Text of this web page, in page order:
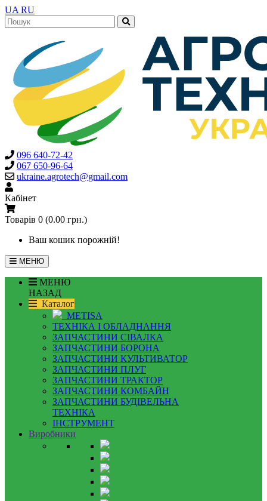
UA RU
096 640-72-42
067 650-96-64
ukraine.agrotech@gmail.com
Кабінет
Товарів 0 (0.00 грн.)
Ваш кошик порожній!
МЕНЮ
МЕНЮ
НАЗАД
Каталог
METISA
ТЕХНІКА І ОБЛАДНАННЯ
ЗАПЧАСТИНИ СІВАЛКА
ЗАПЧАСТИНИ БОРОНА
ЗАПЧАСТИНИ КУЛЬТИВАТОР
ЗАПЧАСТИНИ ПЛУГ
ЗАПЧАСТИНИ ТРАКТОР
ЗАПЧАСТИНИ КОМБАЙН
ЗАПЧАСТИНИ БУДІВЕЛЬНА
ТЕХНІКА
ІНСТРУМЕНТ
Виробники